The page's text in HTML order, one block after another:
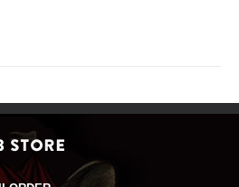
STORE